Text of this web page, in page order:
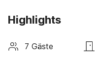
Highlights
7 Gäste